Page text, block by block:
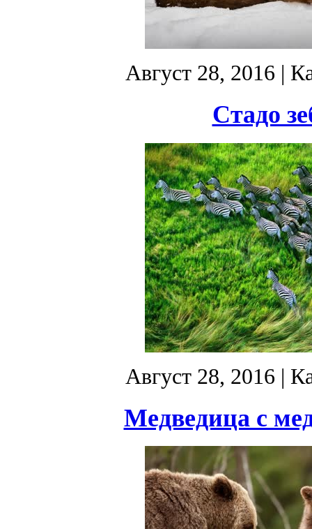
Август 28, 2016 |
Стадо
Август 28, 2016 |
Медведица с